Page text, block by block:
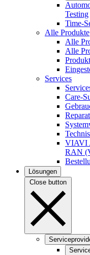
Testing
Time-
Alle Produkte
Alle
Alle
Services
Care-
VIAVI
RAN
Lösungen
Close button